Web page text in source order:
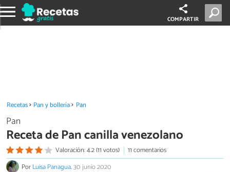
COMPARTIR
Recetas Pan y bollería Pan
Pan
Receta de Pan canilla venezolano
Valoración: 4.2 (11 votos)
11 comentarios
PorLuisa Panagua.30 junio 2020